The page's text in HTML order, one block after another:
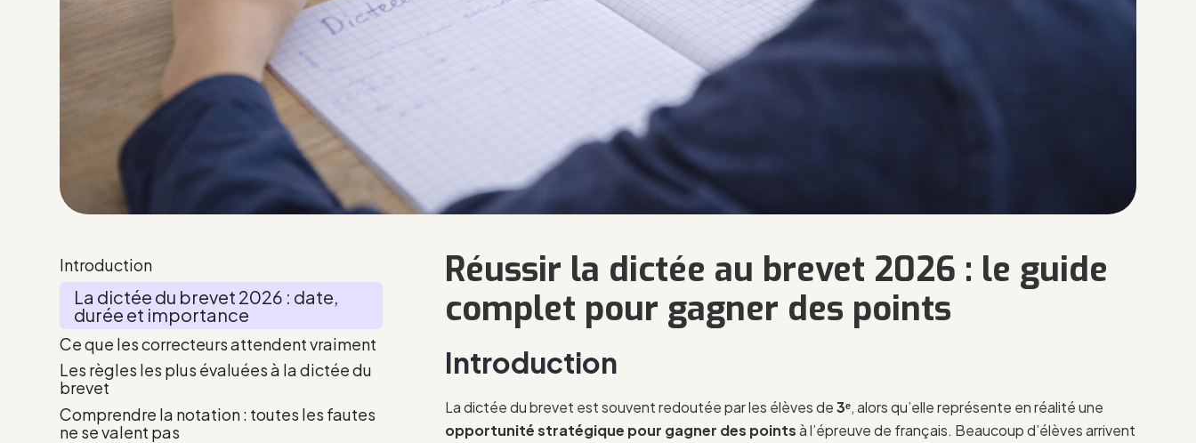
Introduction
La dictée du brevet 2026 : date,
durée et importance
Ce que les correcteurs attendent vraiment
Les règles les plus évaluées à la dictée du
brevet
Comprendre la notation : toutes les fautes
ne se valent pas
Réussir la dictée au brevet 2026 : le guide
complet pour gagner des points
Introduction
La dictée du brevet est souvent redoutée par les élèves de3ᵉ, alors qu’elle représente en réalité une
opportunité stratégique pour gagner des pointsà l’épreuve de français. Beaucoup d’élèves arrivent